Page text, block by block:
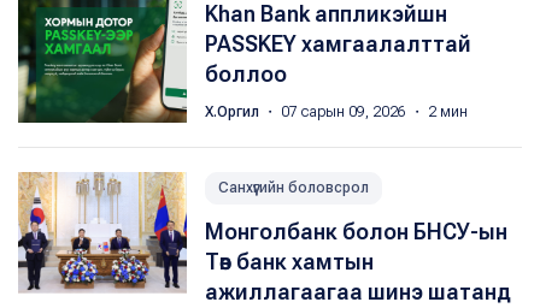
Khan Bank аппликэйшн
PASSKEY хамгаалалттай
боллоо
Х.Оргил ・ 07 сарын 09, 2026 ・ 2 мин
Санхүүгийн боловсрол
Монголбанк болон БНСУ-ын
Төв банк хамтын
ажиллагаагаа шинэ шатанд